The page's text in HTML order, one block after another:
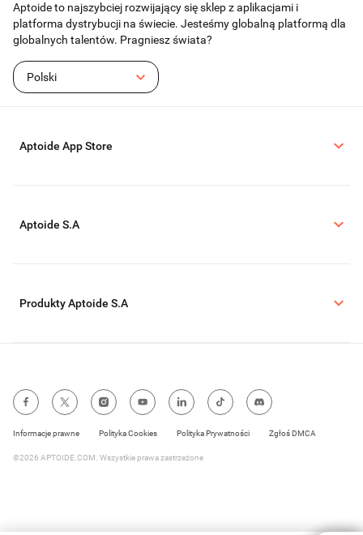
Aptoide to najszybciej rozwijający się sklep z aplikacjami i
platforma dystrybucji na świecie. Jesteśmy globalną platformą dla
globalnych talentów. Pragniesz świata?
Polski
Aptoide App Store
Aptoide S.A
Produkty Aptoide S.A
Informacje prawne Polityka Cookies Polityka Prywatności Zgłoś DMCA
©2026 APTOIDE.COM. Wszystkie prawa zastrzeżone